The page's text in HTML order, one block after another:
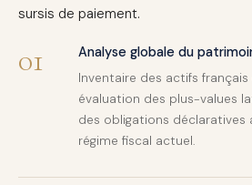
sursis de paiement.
01 Analyse globale du
Inventaire des actifs
évaluation des plus-values
des obligations déclaratives
régime fiscal actuel.